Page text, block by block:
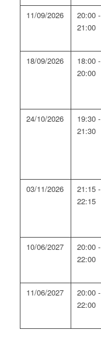
11/09/2026
20:00 -
21:00
18/09/2026
18:00 -
20:00
24/10/2026
19:30 -
21:30
03/11/2026
21:15 -
22:15
10/06/2027
20:00 -
22:00
11/06/2027
20:00 -
22:00